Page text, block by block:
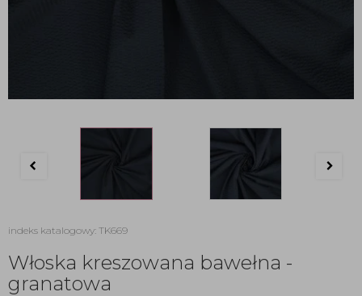
indeks katalogowy: TK669
Włoska kreszowana bawełna -
granatowa